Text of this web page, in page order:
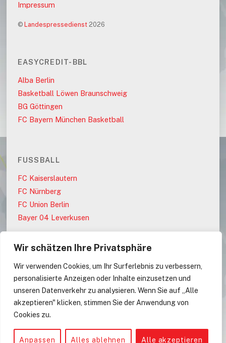
Wir schätzen Ihre Privatsphäre
Wir verwenden Cookies, um Ihr Surferlebnis zu verbessern,
personalisierte Anzeigen oder Inhalte einzusetzen und
unseren Datenverkehr zu analysieren. Wenn Sie auf „Alle
akzeptieren" klicken, stimmen Sie der Anwendung von
Cookies zu.
Anpassen Alles ablehnen Alle akzeptieren
Impressum
© Landespressedienst2026
EASYCREDIT-BBL
Alba Berlin
Basketball Löwen Braunschweig
BG Göttingen
FC Bayern München Basketball
FUSSBALL
FC Kaiserslautern
FC Nürnberg
FC Union Berlin
Bayer 04 Leverkusen
AfD
CDU
CDU/CSU
CSU